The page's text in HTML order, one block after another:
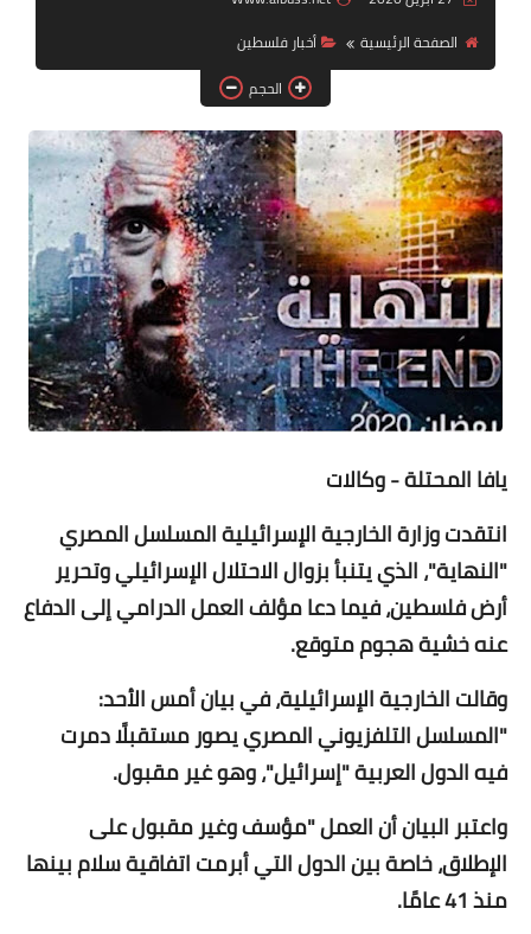
الصفحة الرئيسية
أخبار فلسطين
الحجم
يافا المحتلة - وكالات
انتقدت وزارة الخارجية الإسرائيلية المسلسل المصري
"النهاية"، الذي يتنبأ بزوال الاحتلال الإسرائيلي وتحرير
أرض فلسطين، فيما دعا مؤلف العمل الدرامي إلى الدفاع
عنه خشية هجوم متوقع.
وقالت الخارجية الإسرائيلية، في بيان أمس الأحد:
"المسلسل التلفزيوني المصري يصور مستقبلًا دمرت
فيه الدول العربية "إسرائيل"، وهو غير مقبول.
واعتبر البيان أن العمل "مؤسف وغير مقبول على
الإطلاق، خاصة بين الدول التي أبرمت اتفاقية سلام بينها
منذ 41 عامًا.